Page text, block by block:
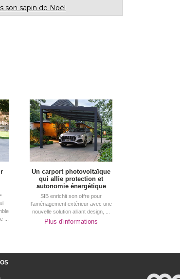
son sapin de Noël
...
Un carport photovoltaïque
qui allie protection et
autonomie énergétique
SIB enrichit son offre pour
l'aménagement extérieur avec une
nouvelle solution alliant design, ...
Plus d'informations